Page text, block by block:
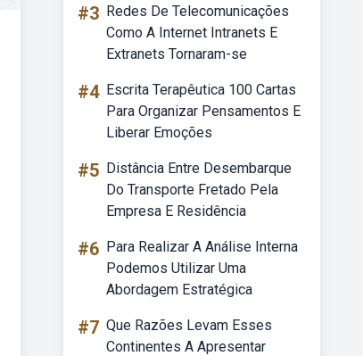
#3 Redes De Telecomunicações
Como A Internet Intranets E
Extranets Tornaram-se
#4 Escrita Terapêutica 100 Cartas
Para Organizar Pensamentos E
Liberar Emoções
#5 Distância Entre Desembarque
Do Transporte Fretado Pela
Empresa E Residência
#6 Para Realizar A Análise Interna
Podemos Utilizar Uma
Abordagem Estratégica
#7 Que Razões Levam Esses
Continentes A Apresentar